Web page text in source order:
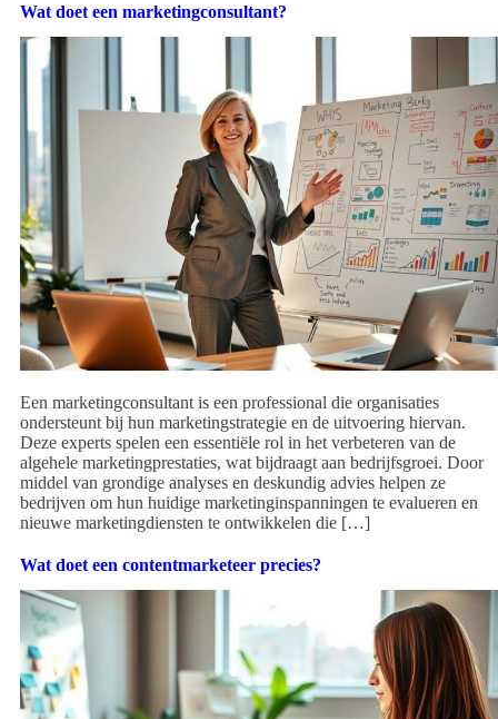
Wat doet een marketingconsultant?
Een marketingconsultant is een professional die organisaties
ondersteunt bij hun marketingstrategie en de uitvoering hiervan.
Deze experts spelen een essentiële rol in het verbeteren van de
algehele marketingprestaties, wat bijdraagt aan bedrijfsgroei. Door
middel van grondige analyses en deskundig advies helpen ze
bedrijven om hun huidige marketinginspanningen te evalueren en
nieuwe marketingdiensten te ontwikkelen die […]
Wat doet een contentmarketeer precies?